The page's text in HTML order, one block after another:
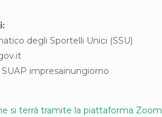
degli Sportelli Unici (SSU)
impresainungiorno
si terrà tramite la piattaforma Zoom